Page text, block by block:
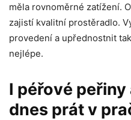
měla rovnoměrné zatížení.
zajistí kvalitní prostěradlo.
provedení a upřednostnit
nejlépe.
I péřové
dnes prát v